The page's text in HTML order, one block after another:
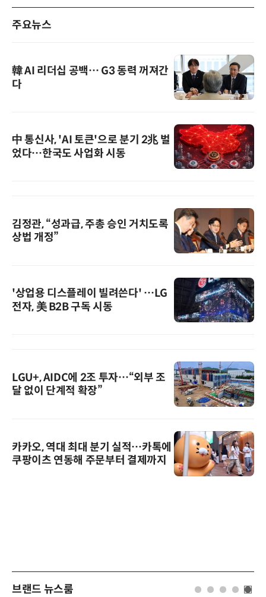
주요뉴스
韓 AI 리더십 공백… G3 동력 꺼져간
다
中 통신사, 'AI 토큰'으로 분기 2兆 벌
었다…한국도 사업화 시동
김정관, “성과급, 주총 승인 거치도록
상법 개정”
'상업용 디스플레이 빌려쓴다' …LG
전자, 美 B2B 구독 시동
LGU+, AIDC에 2조 투자…“외부 조
달 없이 단계적 확장”
카카오, 역대 최대 분기 실적…카톡에
쿠팡이츠 연동해 주문부터 결제까지
브랜드 뉴스룸